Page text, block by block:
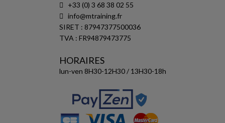
+33 (0) 3 68 38 02 55
info@mtraining.fr
SIRET : 87947377500036
TVA : FR94879473775
HORAIRES
lun-ven 8H30-12H30 / 13H30-18h